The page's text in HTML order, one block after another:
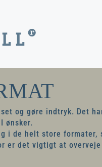
og gøre indtryk. Det
ønsker.
i de helt store
er det vigtigt at